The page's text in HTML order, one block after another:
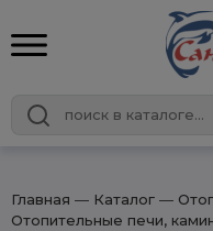
Главная ― Каталог ―
Отопительные печи,